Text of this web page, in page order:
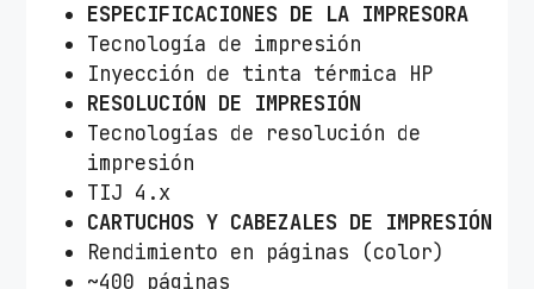
ESPECIFICACIONES DE LA IMPRESORA
Tecnología de impresión
Inyección de tinta térmica HP
RESOLUCIÓN DE IMPRESIÓN
Tecnologías de resolución de
impresión
TIJ 4.x
CARTUCHOS Y CABEZALES DE IMPRESIÓN
Rendimiento en páginas (color)
~400 páginas